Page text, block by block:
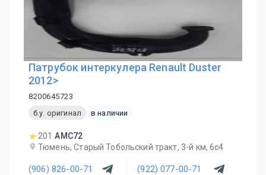
Патрубок интеркулера Renault Duster
2012>
8200645723
б.у. оригинал
в наличии
201 AMC72
Тюмень, Старый Тобольский тракт, 3-й км, 6с4
(906) 826-00-71 (922) 077-00-71